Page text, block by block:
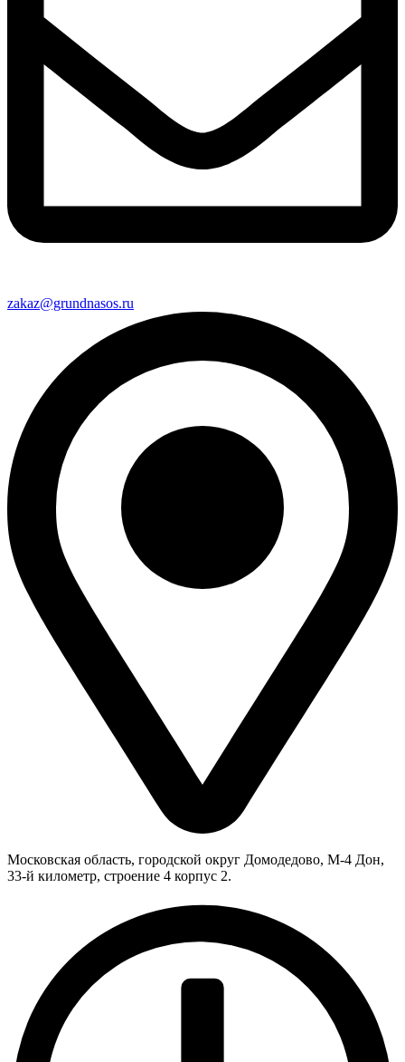
zakaz@grundnasos.ru
Московская область, городской округ Домодедово, М-4 Дон,
33-й километр, строение 4 корпус 2.